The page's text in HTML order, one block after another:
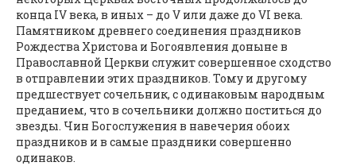
конца IV века, в иных – до V или даже до VI века.
Памятником древнего соединения праздников
Рождества Христова и Богоявления доныне в
Православной Церкви служит совершенное сходство
в отправлении этих праздников. Тому и другому
предшествует сочельник, с одинаковым народным
преданием, что в сочельники должно поститься до
звезды. Чин Богослужения в навечерия обоих
праздников и в самые праздники совершенно
одинаков.